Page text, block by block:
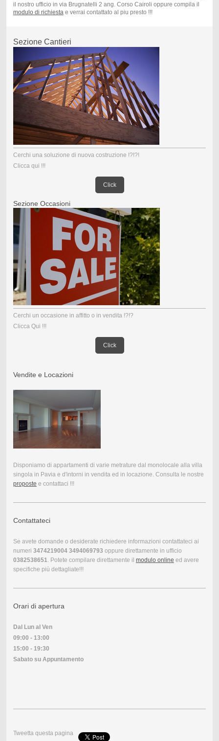
il nostro ufficio in via Brugnatelli 2 ang. Corso Cairoli oppure compila il
modulo di richiesta e verrai contattato al piu presto !!!
Sezione Cantieri
Cerchi una soluzione di nuova costruzione !?!?!
Clicca qui !!!
Click
Sezione Occasioni
Cerchi un occasione in affitto o in vendita !?!?
Clicca Qui !!!
Click
Vendite e Locazioni
Disponiamo di appartamenti di varie metrature dal monolocale alla villa
singola in Pavia e d'intorni in vendita ed in locazione. Consulta le nostre
proposte e contattaci !!!
Contattateci
Se avete domande o desiderate richiedere informazioni contattateci ai
numeri 3474219004 3494069793 oppure direttamente in ufficio
0382538651. Potete compilare direttamente il modulo online ed avere
specifiche più dettagliate!!!
Orari di apertura
Dal Lun al Ven
09:00 - 13:00
15:00 - 19:30
Sabato su Appuntamento
Tweetta questa pagina